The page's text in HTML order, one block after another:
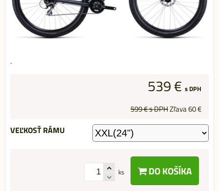
.
539 € s DPH
599 €s DPHZľava60 €
VEĽKOSŤ RÁMU
ks DO KOŠÍKA